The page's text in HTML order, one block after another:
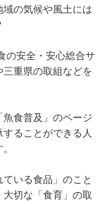
の気候や風土には
の安全・安心総合サ
重県の取組などを
食普及」のページ
ることができる人
いる食品」のこと
切な「食育」の取